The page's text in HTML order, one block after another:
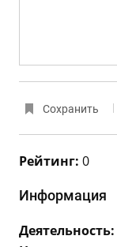
Сохранить
Рейтинг: 0
Информация
Деятельность: